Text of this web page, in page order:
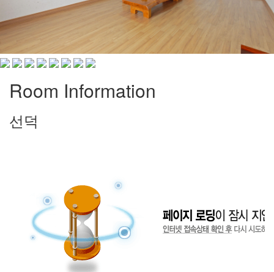
Room Information
선덕